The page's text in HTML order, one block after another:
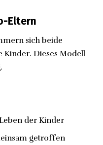
Eltern
sich beide
Kinder. Dieses Modell
.
der Kinder
getroffen